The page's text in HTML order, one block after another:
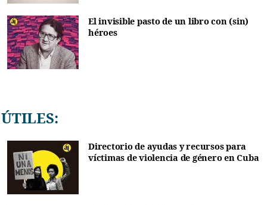
El invisible pasto de un libro con (sin)
héroes
ÚTILES:
Directorio de ayudas y recursos para
víctimas de violencia de género en Cuba